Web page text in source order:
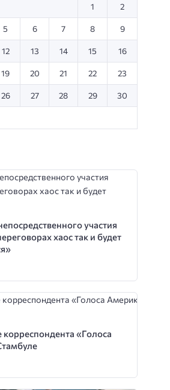
1 2
5 6 7 8 9
12 13 14 15 16
19 20 21 22 23
26 27 28 29 30
участия
хаос так и будет
«Голоса